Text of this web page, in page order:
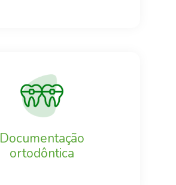
Documentação
ortodôntica